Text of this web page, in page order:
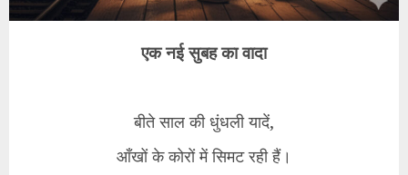
एक नई सुबह का वादा
बीते साल की धुंधली यादें,
आँखों के कोरों में सिमट रही हैं।